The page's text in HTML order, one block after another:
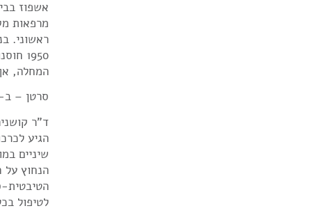
מרפאות
ראשוני.
המחלה, אך המחלה
סרטן – ב-1967 נחנך סניף האגודה בפרדס חנה, ובו נערכו אחת לשבוע בדיקות לגילוי מוקדם
ד"ר‮
הגיע
שיניים
הנחוץ על
הטיבטית‮-
לטיפול